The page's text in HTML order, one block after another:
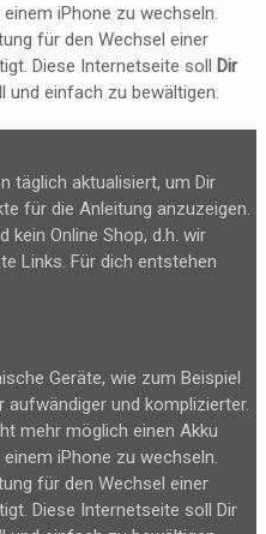
iPhone zu wechseln.
für den Wechsel einer
Diese Internetseite soll Dir
und einfach zu bewältigen.
täglich aktualisiert, um Dir
für die Anleitung anzuzeigen.
kein Online Shop, d.h. wir
Links. Für dich entstehen
Geräte, wie zum Beispiel
und komplizierter.
mehr möglich einen Akku
iPhone zu wechseln.
für den Wechsel einer
Diese Internetseite soll Dir